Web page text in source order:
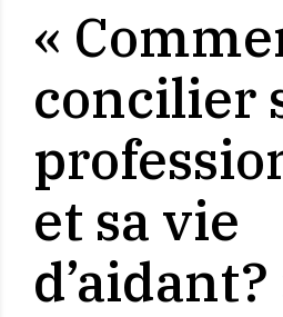
«
concilier
et sa vie
d’aidant?